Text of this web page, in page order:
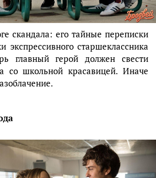
скандала: его тайные переписки
экспрессивного старшеклассника
главный герой должен свести
со школьной красавицей. Иначе